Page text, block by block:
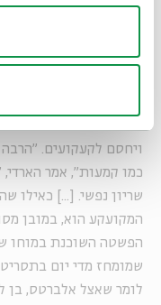
סטיוארד היתה נקודת
ויחסם לקעקועים.
כמו קמעות", אמר הארדי,
שריון נפשי. [...] כאילו
המקועקע הוא, במובן
הפשטה השוכנת במוחו
שמומחז מדי יום
לומר שאצל אלברטס, בן